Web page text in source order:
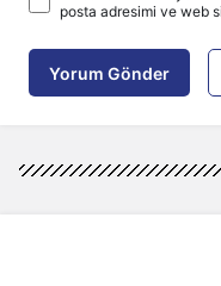
posta adresimi ve web
Yorum Gönder